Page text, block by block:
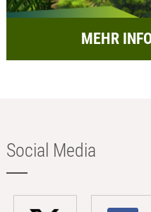
MEHR
Social Media